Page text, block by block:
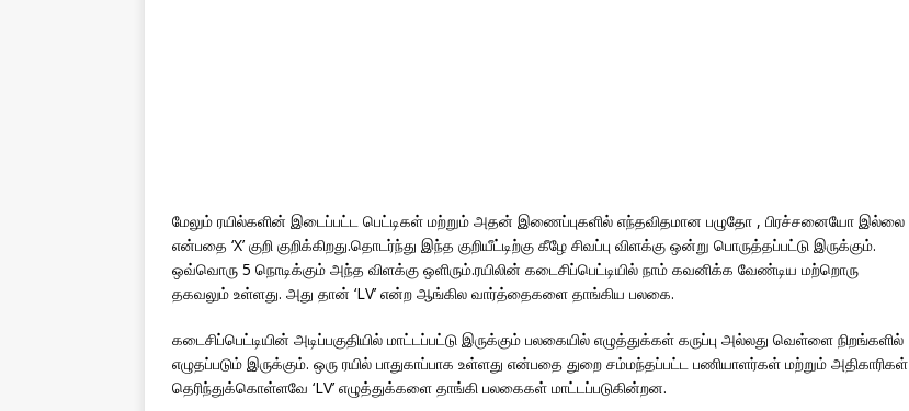
மேலும் ரயில்களின் இடைப்பட்ட பெட்டிகள் மற்றும் அதன் இணைப்புகளில் எந்தவிதமான பழுதோ , பிரச்சனையோ இல்லை
என்பதை ‘X’ குறி குறிக்கிறது.தொடர்ந்து இந்த குறியீட்டிற்கு கீழே சிவப்பு விளக்கு ஒன்று பொருத்தப்பட்டு இருக்கும்.
ஒவ்வொரு 5 நொடிக்கும் அந்த விளக்கு ஒளிரும்.ரயிலின் கடைசிப்பெட்டியில் நாம் கவனிக்க வேண்டிய மற்றொரு
தகவலும் உள்ளது. அது தான் ‘LV’ என்ற ஆங்கில வார்த்தைகளை தாங்கிய பலகை.
கடைசிப்பெட்டியின் அடிப்பகுதியில் மாட்டப்பட்டு இருக்கும் பலகையில் எழுத்துக்கள் கருப்பு அல்லது வெள்ளை நிறங்களில்
எழுதப்படும் இருக்கும். ஒரு ரயில் பாதுகாப்பாக உள்ளது என்பதை துறை சம்மந்தப்பட்ட பணியாளர்கள் மற்றும் அதிகாரிகள்
தெரிந்துக்கொள்ளவே ‘LV’ எழுத்துக்களை தாங்கி பலகைகள் மாட்டப்படுகின்றன.